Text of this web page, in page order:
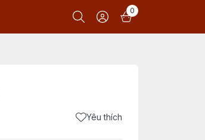
0
Yêu thích